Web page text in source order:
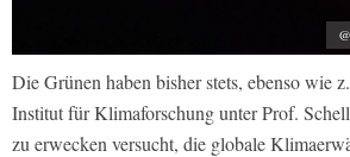
Die Grünen haben bisher stets, ebenso wie
Institut für Klimaforschung unter Prof.
zu erwecken versucht, die globale